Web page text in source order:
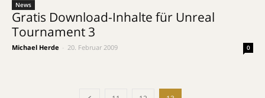
News
Gratis Download-Inhalte für Unreal
Tournament 3
Michael Herde 20. Februar 2009 0